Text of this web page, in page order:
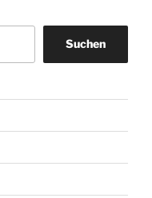
Suchen